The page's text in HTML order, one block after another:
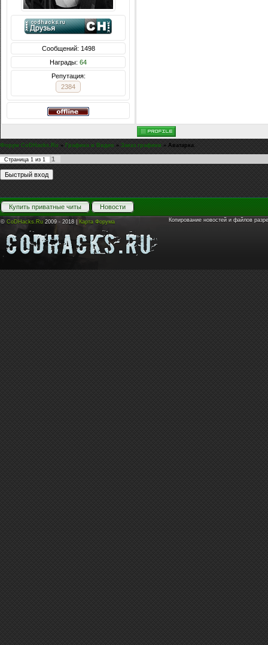
Сообщений: 1498
Награды: 64
Репутация:
2384
Форум CoDHacks.Ru » Графика и Видео » Заказ графики » Аватарка.
Страница 1 из 1 1
Купить приватные читы Новости
© CoDHacks.Ru 2009 - 2018 | Карта Форума Копирование новостей и файлов